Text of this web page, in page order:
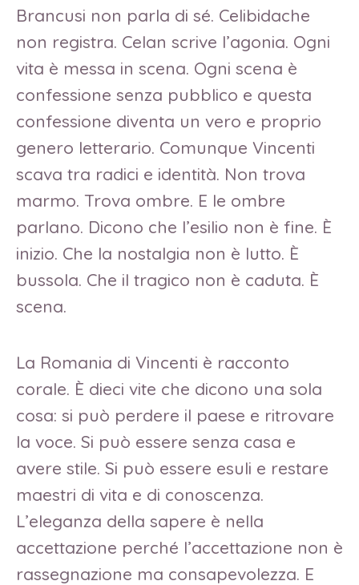
Brancusi non parla di sé. Celibidache
non registra. Celan scrive l’agonia. Ogni
vita è messa in scena. Ogni scena è
confessione senza pubblico e questa
confessione diventa un vero e proprio
genero letterario. Comunque Vincenti
scava tra radici e identità. Non trova
marmo. Trova ombre. E le ombre
parlano. Dicono che l’esilio non è fine. È
inizio. Che la nostalgia non è lutto. È
bussola. Che il tragico non è caduta. È
scena.
La Romania di Vincenti è racconto
corale. È dieci vite che dicono una sola
cosa: si può perdere il paese e ritrovare
la voce. Si può essere senza casa e
avere stile. Si può essere esuli e restare
maestri di vita e di conoscenza.
L’eleganza della sapere è nella
accettazione perché l’accettazione non è
rassegnazione ma consapevolezza. E